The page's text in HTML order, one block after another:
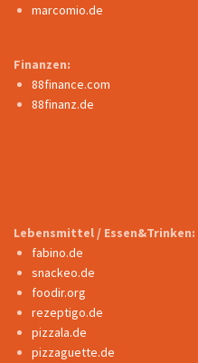
marcomio.de
Finanzen:
88finance.com
88finanz.de
Lebensmittel / Essen&Trinken:
fabino.de
snackeo.de
foodir.org
rezeptigo.de
pizzala.de
pizzaguette.de